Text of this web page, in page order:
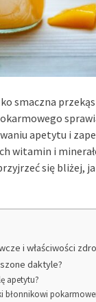
smaczna
apetytu i
witamin i
się bliżej,
i właściwości
daktyle?
apetytu?
błonnikowi